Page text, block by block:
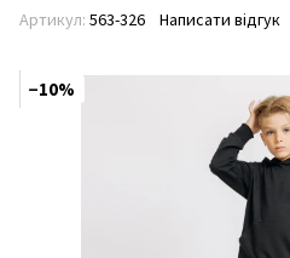
Артикул: 563-326 Написати відгук
−10%